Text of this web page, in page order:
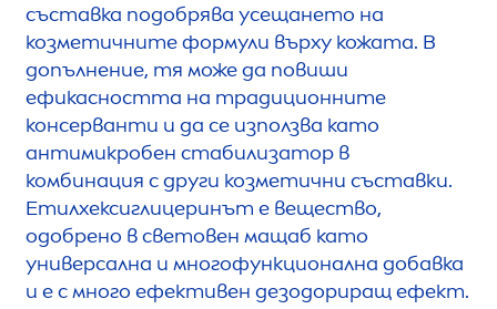
съставка подобрява усещането на
козметичните формули върху кожата. В
допълнение, тя може да повиши
ефикасността на традиционните
консерванти и да се използва като
антимикробен стабилизатор в
комбинация с други козметични съставки.
Етилхексиглицеринът е вещество,
одобрено в световен мащаб като
универсална и многофункционална добавка
и е с много ефективен дезодориращ ефект.